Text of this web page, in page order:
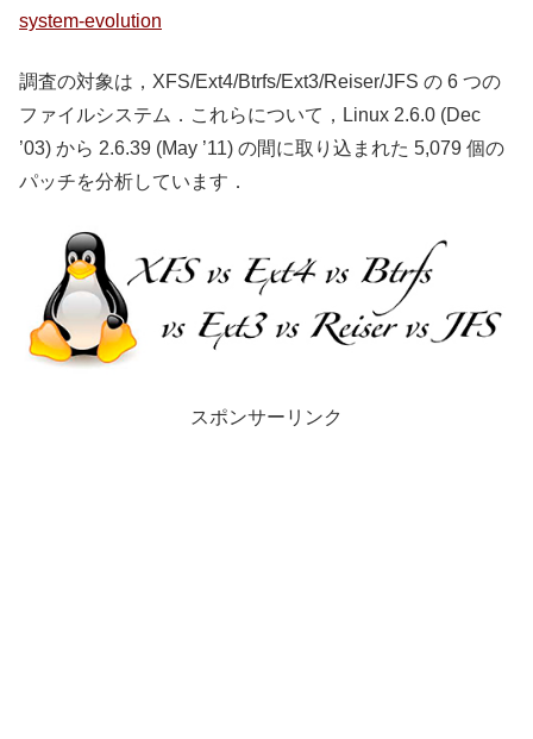
system-evolution
調査の対象は，XFS/Ext4/Btrfs/Ext3/Reiser/JFS の 6 つの
ファイルシステム．これらについて，Linux 2.6.0 (Dec
’03) から 2.6.39 (May ’11) の間に取り込まれた 5,079 個の
パッチを分析しています．
スポンサーリンク